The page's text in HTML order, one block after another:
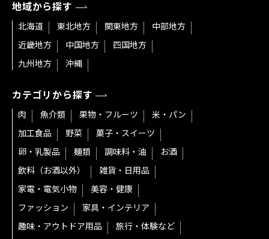
地域から探す
北海道 東北地方 関東地方
中部地方
近畿地方
中国地方
四国地方
九州地方
沖縄
カテゴリから探す
肉 魚介類 果物・フルーツ
米・パン
加工食品
野菜
菓子・スイーツ
卵・乳製品
麺類 調味料・油
お酒
飲料（お酒以外）
雑貨・日用品
家電・電気小物
美容・健康
ファッション
家具・インテリア
趣味・アウトドア用品
旅行・体験など